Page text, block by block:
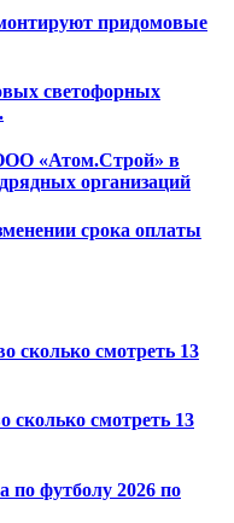
придомовые
светофорных
«Атом.Строй» в
организаций
срока оплаты
сколько смотреть 13
смотреть 13
по футболу 2026 по